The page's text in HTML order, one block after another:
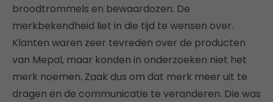
broodtrommels en bewaardozen. De
merkbekendheid liet in die tijd te wensen over.
Klanten waren zeer tevreden over de producten
van Mepal, maar konden in onderzoeken niet het
merk noemen. Zaak dus om dat merk meer uit te
dragen en de communicatie te veranderen. Die was